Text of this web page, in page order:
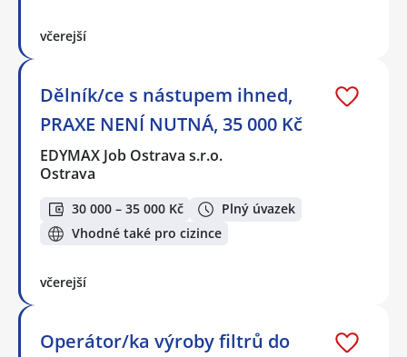
včerejší
Dělník/ce s nástupem ihned,
PRAXE NENÍ NUTNÁ, 35 000 Kč
EDYMAX Job Ostrava s.r.o.
Ostrava
30 000 – 35 000 Kč
Plný úvazek
Vhodné také pro cizince
včerejší
Operátor/ka výroby filtrů do